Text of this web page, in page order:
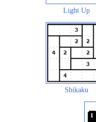
Light Up
Shikaku